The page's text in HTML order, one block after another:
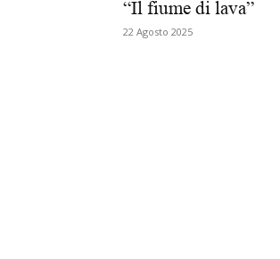
“Il fiume di lava”
22 Agosto 2025